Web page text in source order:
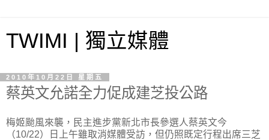
TWIMI | 獨立媒體
2010年10月22日 星期五
蔡英文允諾全力促成建芝投公路
梅姬颱風來襲，民主進步黨新北市長參選人蔡英文今
（10/22）日上午雖取消媒體受訪，但仍照既定行程出席三芝